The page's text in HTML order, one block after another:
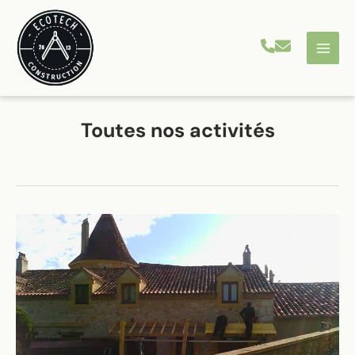
contenu
Toutes nos activités